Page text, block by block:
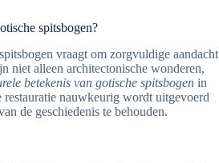
spitsbogen?
vraagt om zorgvuldige aandacht
niet alleen architectonische wonderen,
betekenis van gotische spitsbogen in
restauratie nauwkeurig wordt uitgevoerd
de geschiedenis te behouden.